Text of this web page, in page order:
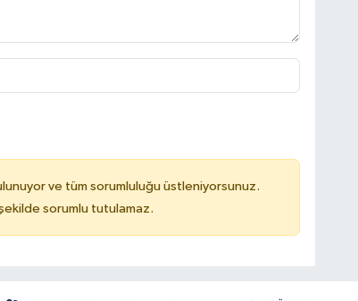
ve tüm sorumluluğu üstleniyorsunuz.
sorumlu tutulamaz.